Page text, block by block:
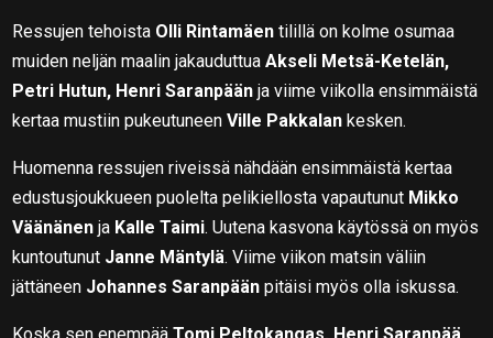
Ressujen tehoista Olli Rintamäen tilillä on kolme osumaa
muiden neljän maalin jakauduttuaAkseli Metsä-Ketelän,
Petri Hutun, Henri Saranpään ja viime viikolla ensimmäistä
kertaa mustiin pukeutuneenVille Pakkalan kesken.
Huomenna ressujen riveissä nähdään ensimmäistä kertaa
edustusjoukkueen puolelta pelikiellosta vapautunut Mikko
Väänänen ja Kalle Taimi. Uutena kasvona käytössä on myös
kuntoutunut Janne Mäntylä. Viime viikon matsin väliin
jättäneen Johannes Saranpään pitäisi myös olla iskussa.
Koska sen enempääTomi Peltokangas, Henri Saranpää